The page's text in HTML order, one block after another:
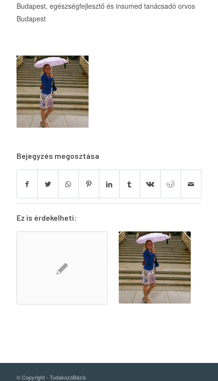
Budapest, egészségfejlesztő és insumed tanácsadó orvos
Budapest
Bejegyzés megosztása
Ez is érdekelheti:
© Copyright - TudakozóBázis